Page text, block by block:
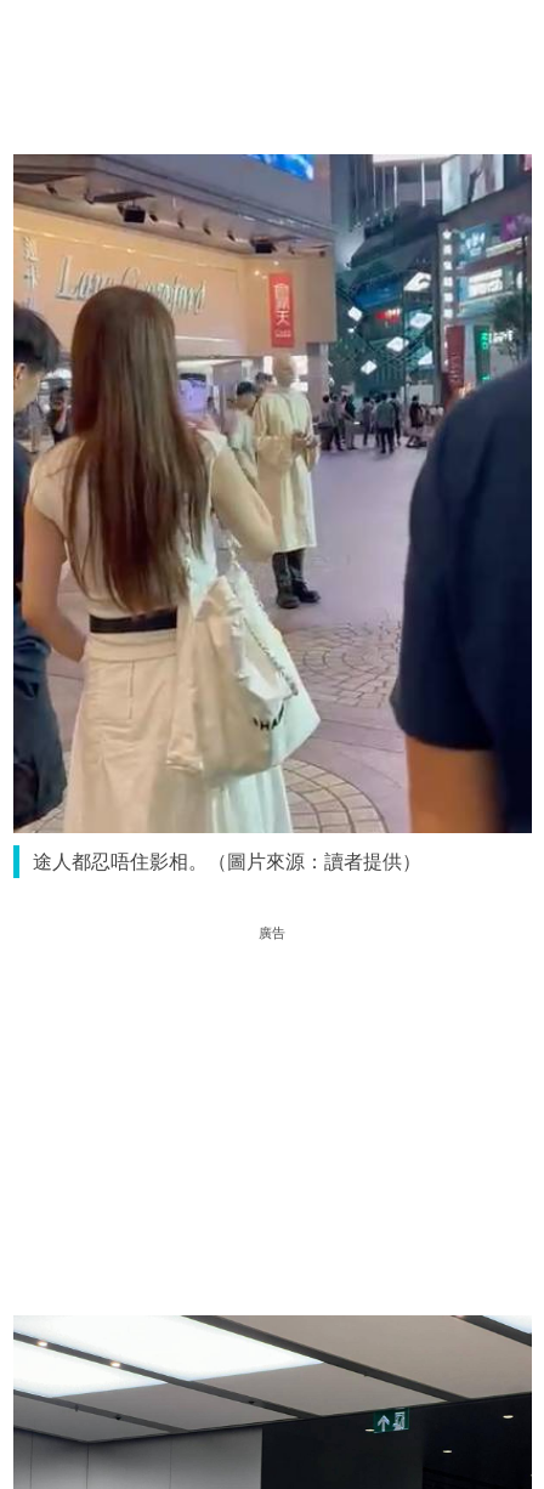
途人都忍唔住影相。（圖片來源：讀者提供）
廣告